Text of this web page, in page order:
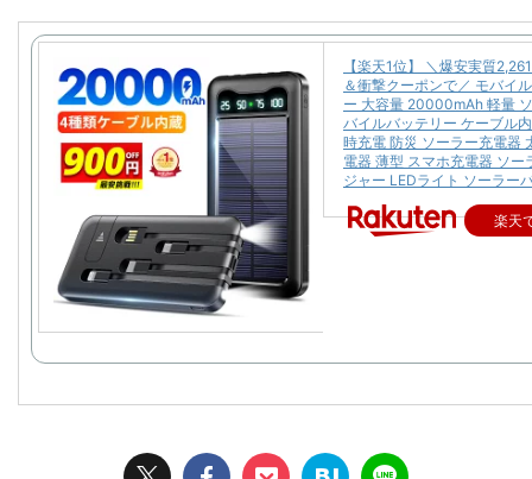
【楽天1位】 ＼爆安実質
＆衝撃クーポンで／ モバイ
ー 大容量 20000mAh 軽量
バイルバッテリー ケーブル
時充電 防災 ソーラー充電器
電器 薄型 スマホ充電器 ソー
ジャー LEDライト ソーラー
楽天